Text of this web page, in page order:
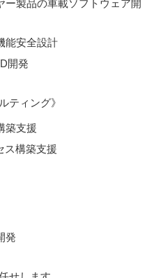
ー製品の車載ソフトウェア開
能安全設計
開発
ティング》
築支援
ス構築支援
発